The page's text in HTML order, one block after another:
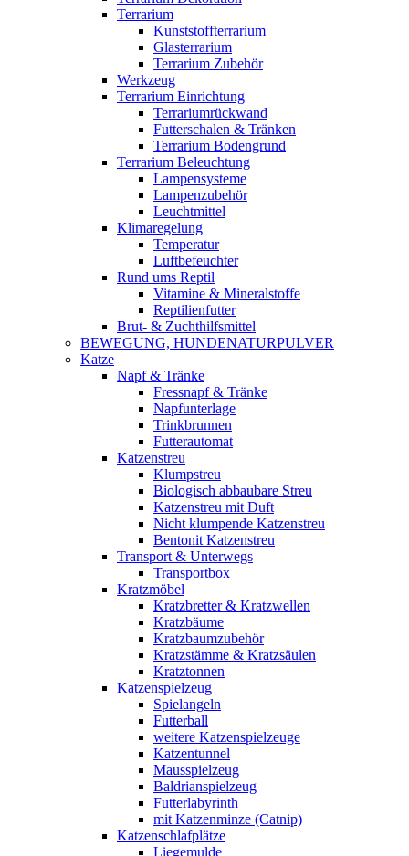
Terrarium
Kunststoffterrarium
Glasterrarium
Terrarium Zubehör
Werkzeug
Terrarium Einrichtung
Terrariumrückwand
Futterschalen & Tränken
Terrarium Bodengrund
Terrarium Beleuchtung
Lampensysteme
Lampenzubehör
Leuchtmittel
Klimaregelung
Temperatur
Luftbefeuchter
Rund ums Reptil
Vitamine & Mineralstoffe
Reptilienfutter
Brut- & Zuchthilfsmittel
BEWEGUNG, HUNDENATURPULVER
Katze
Napf & Tränke
Fressnapf & Tränke
Napfunterlage
Trinkbrunnen
Futterautomat
Katzenstreu
Klumpstreu
Biologisch abbaubare Streu
Katzenstreu mit Duft
Nicht klumpende Katzenstreu
Bentonit Katzenstreu
Transport & Unterwegs
Transportbox
Kratzmöbel
Kratzbretter & Kratzwellen
Kratzbäume
Kratzbaumzubehör
Kratzstämme & Kratzsäulen
Kratztonnen
Katzenspielzeug
Spielangeln
Futterball
weitere Katzenspielzeuge
Katzentunnel
Mausspielzeug
Baldrianspielzeug
Futterlabyrinth
mit Katzenminze (Catnip)
Katzenschlafplätze
Liegemulde